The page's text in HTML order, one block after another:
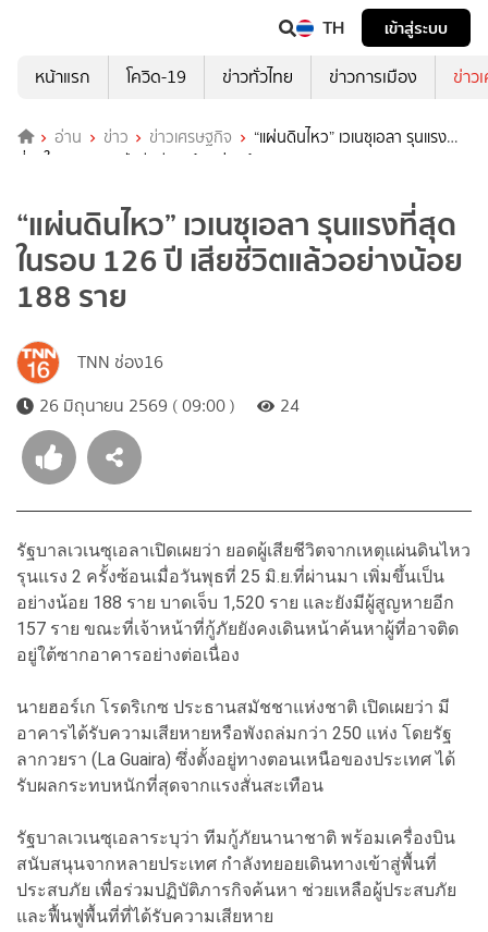
TH
เข้าสู่ระบบ
หน้าแรก
โควิด-19 ข่าวทั่วไทย ข่าวการเมือง ข่าว
อ่าน ข่าว ข่าวเศรษฐกิจ
“แผ่นดินไหว” เวเนซุเอลา รุนแรง
ที่สุดในรอบ 126 ปี เสียชีวิตแล้วอย่างน้อย 188 ราย
“แผ่นดินไหว” เวเนซุเอลา รุนแรงที่สุด
ในรอบ 126 ปี เสียชีวิตแล้วอย่างน้อย
188 ราย
TNN ช่อง16
26 มิถุนายน 2569 ( 09:00 )
24
รัฐบาลเวเนซุเอลาเปิดเผยว่า ยอดผู้เสียชีวิตจากเหตุแผ่นดินไหว
รุนแรง 2 ครั้งซ้อนเมื่อวันพุธที่ 25 มิ.ย.ที่ผ่านมา เพิ่มขึ้นเป็น
อย่างน้อย 188 ราย บาดเจ็บ 1,520 ราย และยังมีผู้สูญหายอีก
157 ราย ขณะที่เจ้าหน้าที่กู้ภัยยังคงเดินหน้าค้นหาผู้ที่อาจติด
อยู่ใต้ซากอาคารอย่างต่อเนื่อง
นายฮอร์เก โรดริเกซ ประธานสมัชชาแห่งชาติ เปิดเผยว่า มี
อาคารได้รับความเสียหายหรือพังถล่มกว่า 250 แห่ง โดยรัฐ
ลากวยรา (La Guaira) ซึ่งตั้งอยู่ทางตอนเหนือของประเทศ ได้
รับผลกระทบหนักที่สุดจากแรงสั่นสะเทือน
รัฐบาลเวเนซุเอลาระบุว่า ทีมกู้ภัยนานาชาติ พร้อมเครื่องบิน
สนับสนุนจากหลายประเทศ กำลังทยอยเดินทางเข้าสู่พื้นที่
ประสบภัย เพื่อร่วมปฏิบัติภารกิจค้นหา ช่วยเหลือผู้ประสบภัย
และฟื้นฟูพื้นที่ที่ได้รับความเสียหาย